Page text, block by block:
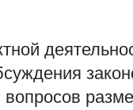
вопросов